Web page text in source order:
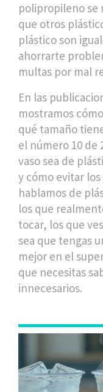
polipropileno
que otros
plástico son
ahorrarte
multas por mal
En las
mostramos
qué tamaño
el número 10 de
vaso sea de
y cómo evitar
hablamos de
los que
tocar, los que
sea que tengas
mejor en el
que necesitas
innecesarios.